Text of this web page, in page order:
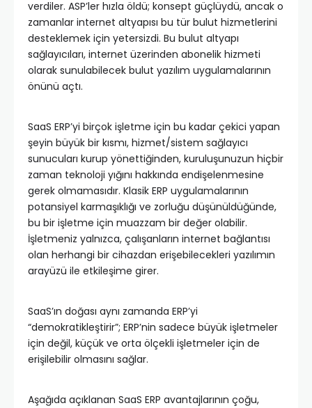
verdiler. ASP’ler hızla öldü; konsept güçlüydü, ancak o
zamanlar internet altyapısı bu tür bulut hizmetlerini
desteklemek için yetersizdi. Bu bulut altyapı
sağlayıcıları, internet üzerinden abonelik hizmeti
olarak sunulabilecek bulut yazılım uygulamalarının
önünü açtı.
SaaS ERP’yi birçok işletme için bu kadar çekici yapan
şeyin büyük bir kısmı, hizmet/sistem sağlayıcı
sunucuları kurup yönettiğinden, kuruluşunuzun hiçbir
zaman teknoloji yığını hakkında endişelenmesine
gerek olmamasıdır. Klasik ERP uygulamalarının
potansiyel karmaşıklığı ve zorluğu düşünüldüğünde,
bu bir işletme için muazzam bir değer olabilir.
İşletmeniz yalnızca, çalışanların internet bağlantısı
olan herhangi bir cihazdan erişebilecekleri yazılımın
arayüzü ile etkileşime girer.
SaaS’ın doğası aynı zamanda ERP’yi
“demokratikleştirir”; ERP’nin sadece büyük işletmeler
için değil, küçük ve orta ölçekli işletmeler için de
erişilebilir olmasını sağlar.
Aşağıda açıklanan SaaS ERP avantajlarının çoğu,